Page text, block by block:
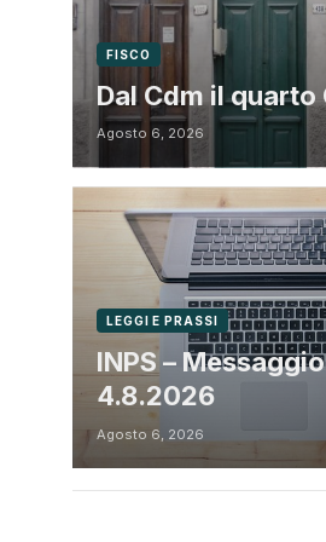
FISCO
Dal Cdm il
Agosto 6, 2026
LEGGI E PRASSI
INPS –
4.8.2026
Agosto 6, 2026